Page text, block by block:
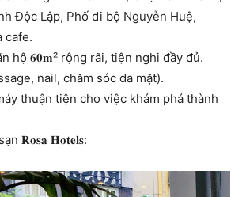
Độc Lập, Phố đi bộ Nguyễn Huệ,
cafe.
hộ 𝟔𝟎𝐦² rộng rãi, tiện nghi đầy đủ.
nail, chăm sóc da mặt).
thuận tiện cho việc khám phá thành
𝐑𝐨𝐬𝐚 𝐇𝐨𝐭𝐞𝐥𝐬: